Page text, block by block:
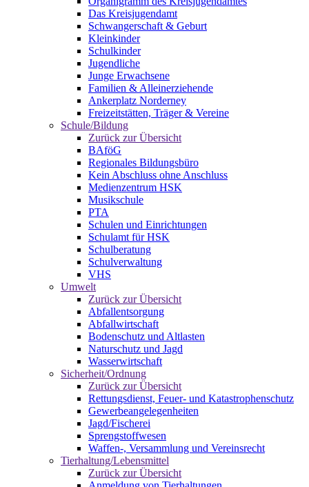
Das Kreisjugendamt
Schwangerschaft & Geburt
Kleinkinder
Schulkinder
Jugendliche
Junge Erwachsene
Familien & Alleinerziehende
Ankerplatz Norderney
Freizeitstätten, Träger & Vereine
Schule/Bildung
Zurück zur Übersicht
BAföG
Regionales Bildungsbüro
Kein Abschluss ohne Anschluss
Medienzentrum HSK
Musikschule
PTA
Schulen und Einrichtungen
Schulamt für HSK
Schulberatung
Schulverwaltung
VHS
Umwelt
Zurück zur Übersicht
Abfallentsorgung
Abfallwirtschaft
Bodenschutz und Altlasten
Naturschutz und Jagd
Wasserwirtschaft
Sicherheit/Ordnung
Zurück zur Übersicht
Rettungsdienst, Feuer- und Katastrophenschutz
Gewerbeangelegenheiten
Jagd/Fischerei
Sprengstoffwesen
Waffen-, Versammlung und Vereinsrecht
Tierhaltung/Lebensmittel
Zurück zur Übersicht